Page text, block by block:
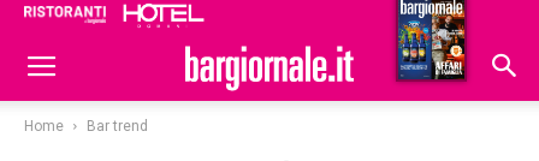
Hoteldomani
Home Bar trend